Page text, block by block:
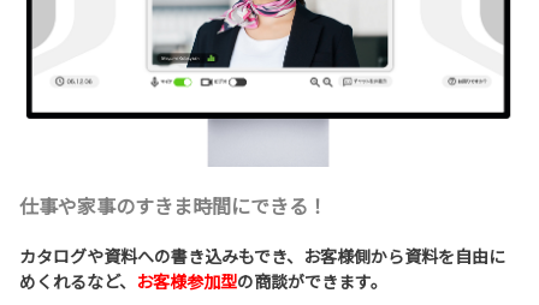
仕事や家事のすきま時間にできる！
カタログや資料への書き込みもでき、お客様側から資料を自由に
めくれるなど、 お客様参加型の商談ができます。